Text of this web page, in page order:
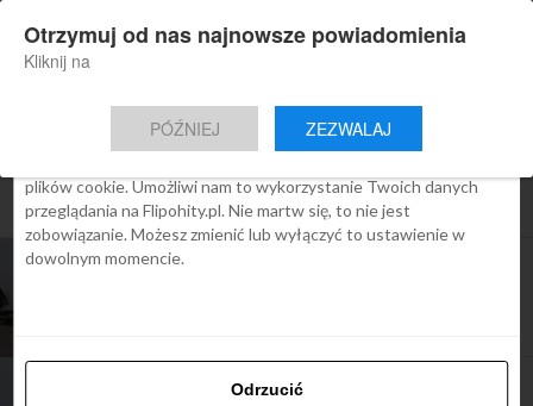
Nowa aplikacja Flipohity
Aktualne wiadomości, artykuły, TOP
Instalacja
All posts tagged "samoloty"
ARTYKUŁY
Zgoda Szczegóły O cookies
Ta strona używa plików cookies
We Flipo robimy wszystko, aby pokazać Ci tylko te treści, które
plików cookie. Umożliwi nam to wykorzystanie Twoich danych
przeglądania na Flipohity.pl. Nie martw się, to nie jest
zobowiązanie. Możesz zmienić lub wyłączyć to ustawienie w
dowolnym momencie.
Odrzucić
Otrzymuj od nas najnowsze powiadomienia
Kliknij na
PÓŹNIEJ ZEZWALAJ